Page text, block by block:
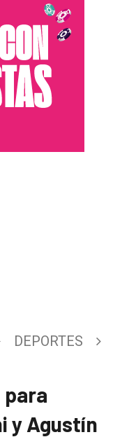
DEPORTES
para
y Agustín